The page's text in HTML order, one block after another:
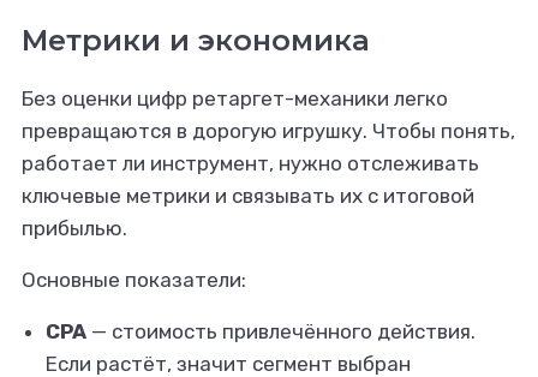
Метрики и экономика
Без оценки цифр ретаргет-механики легко
превращаются в дорогую игрушку. Чтобы понять,
работает ли инструмент, нужно отслеживать
ключевые метрики и связывать их с итоговой
прибылью.
Основные показатели:
CPA — стоимость привлечённого действия.
Если растёт, значит сегмент выбран